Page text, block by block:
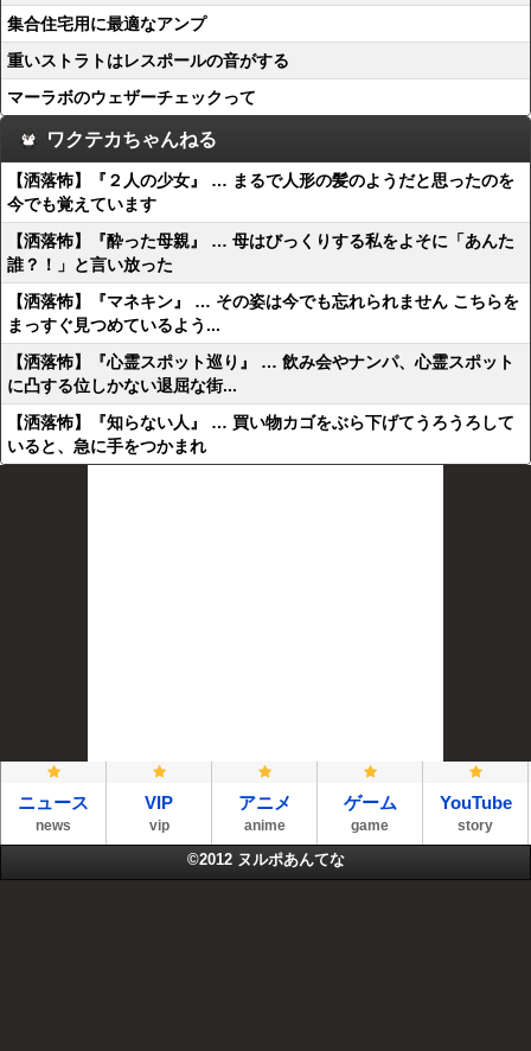
集合住宅用に最適なアンプ
重いストラトはレスポールの音がする
マーラボのウェザーチェックって
ワクテカちゃんねる
【洒落怖】『２人の少女』 … まるで人形の髪のようだと思ったのを
今でも覚えています
【洒落怖】『酔った母親』 … 母はびっくりする私をよそに「あんた
誰？！」と言い放った
【洒落怖】『マネキン』 … その姿は今でも忘れられません こちらを
まっすぐ見つめているよう...
【洒落怖】『心霊スポット巡り』 … 飲み会やナンパ、心霊スポット
に凸する位しかない退屈な街...
【洒落怖】『知らない人』 … 買い物カゴをぶら下げてうろうろして
いると、急に手をつかまれ
ニュース
news
VIP
vip
アニメ
anime
ゲーム
game
YouTube
story
©2012 ヌルポあんてな